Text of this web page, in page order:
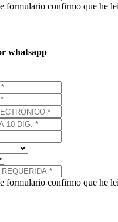
formulario confirmo que he
whatsapp
formulario confirmo que he